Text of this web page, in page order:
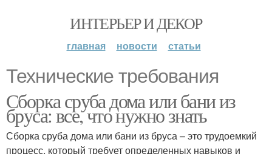
ИНТЕРЬЕР И ДЕКОР
главная новости статьи
Технические требования
Сборка сруба дома или бани из
бруса: все, что нужно знать
Сборка сруба дома или бани из бруса – это трудоемкий
процесс, который требует определенных навыков и